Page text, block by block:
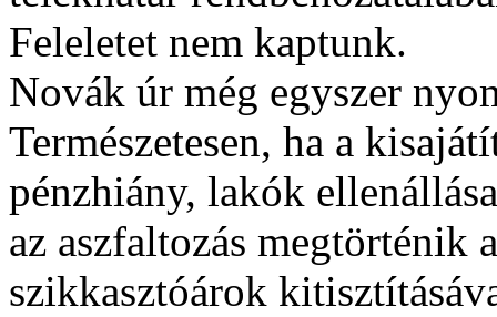
Feleletet nem kaptunk.
Novák úr még egyszer
Természetesen, ha a
pénzhiány, lakók
az aszfaltozás megtörténik
szikkasztóárok